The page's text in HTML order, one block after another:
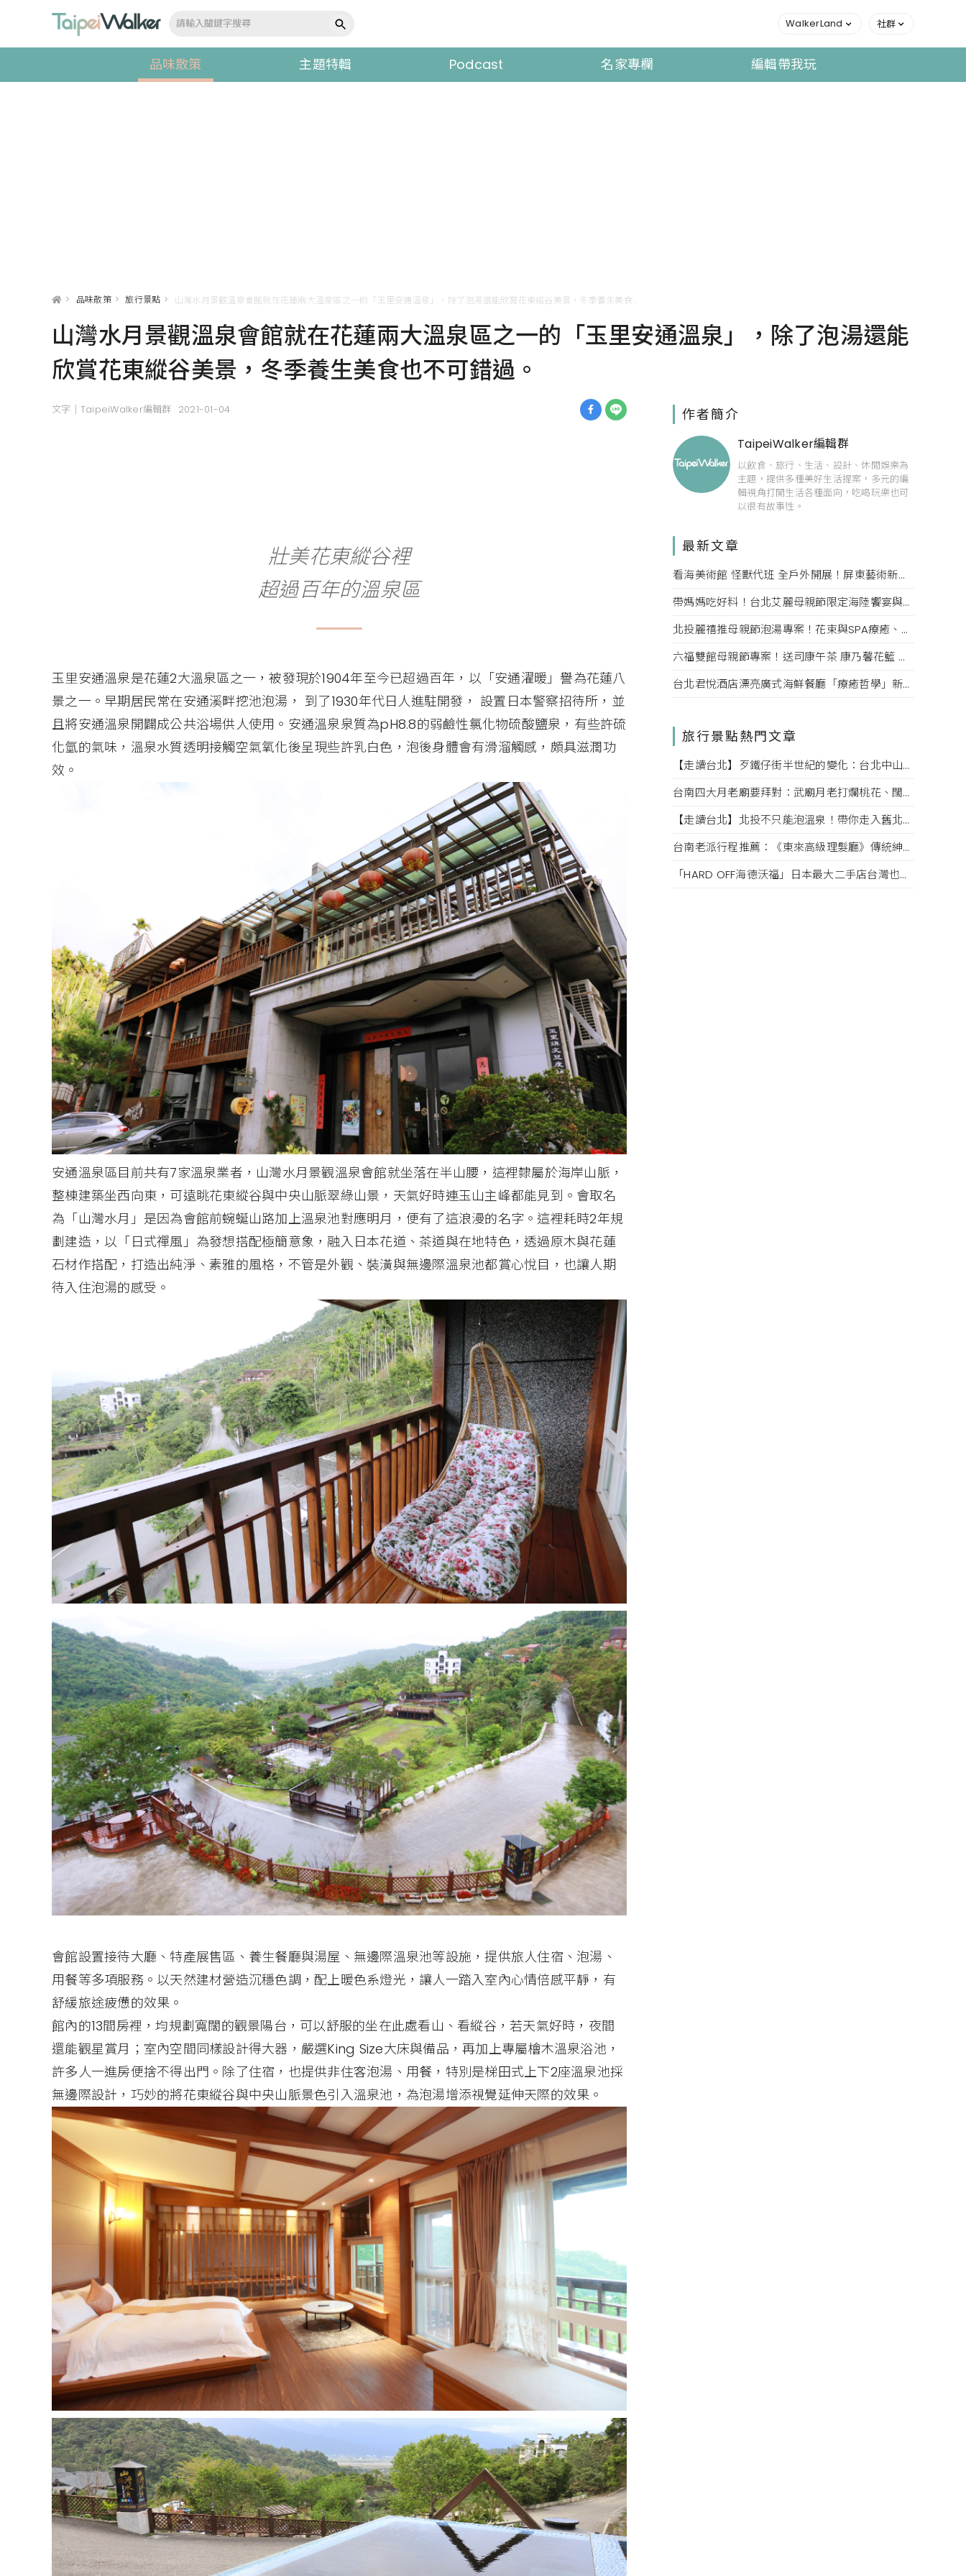
WalkerLand 社群
品味散策 主題特輯 Podcast 名家專欄 編輯帶我玩
> 品味散策 > 旅行景點 > 山灣水月景觀溫泉會館就在花蓮兩大溫泉區之一的「玉里安通溫泉」，除了泡湯還能欣賞花東縱谷美景，冬季養生美食也不可錯過。
山灣水月景觀溫泉會館就在花蓮兩大溫泉區之一的「玉里安通溫泉」，除了泡湯還能
欣賞花東縱谷美景，冬季養生美食也不可錯過。
文字｜TaipeiWalker編輯群 2021-01-04
壯美花東縱谷裡
超過百年的溫泉區
玉里安通溫泉是花蓮2大溫泉區之一，被發現於1904年至今已超過百年，以「安通濯暖」譽為花蓮八
景之一。早期居民常在安通溪畔挖池泡湯， 到了1930年代日人進駐開發， 設置日本警察招待所，並
且將安通溫泉開闢成公共浴場供人使用。安通溫泉泉質為pH8.8的弱鹼性氯化物硫酸鹽泉，有些許硫
化氫的氣味，溫泉水質透明接觸空氣氧化後呈現些許乳白色，泡後身體會有滑溜觸感，頗具滋潤功
效。
安通溫泉區目前共有7家溫泉業者，山灣水月景觀溫泉會館就坐落在半山腰，這裡隸屬於海岸山脈，
整棟建築坐西向東，可遠眺花東縱谷與中央山脈翠綠山景，天氣好時連玉山主峰都能見到。會取名
為「山灣水月」是因為會館前蜿蜒山路加上溫泉池對應明月，便有了這浪漫的名字。這裡耗時2年規
劃建造，以「日式禪風」為發想搭配極簡意象，融入日本花道、茶道與在地特色，透過原木與花蓮
石材作搭配，打造出純淨、素雅的風格，不管是外觀、裝潢與無邊際溫泉池都賞心悅目，也讓人期
待入住泡湯的感受。
會館設置接待大廳、特產展售區、養生餐廳與湯屋、無邊際溫泉池等設施，提供旅人住宿、泡湯、
用餐等多項服務。以天然建材營造沉穩色調，配上暖色系燈光，讓人一踏入室內心情倍感平靜，有
舒緩旅途疲憊的效果。
館內的13間房裡，均規劃寬闊的觀景陽台，可以舒服的坐在此處看山、看縱谷，若天氣好時，夜間
還能觀星賞月；室內空間同樣設計得大器，嚴選King Size大床與備品，再加上專屬檜木溫泉浴池，
許多人一進房便捨不得出門。除了住宿，也提供非住客泡湯、用餐，特別是梯田式上下2座溫泉池採
無邊際設計，巧妙的將花東縱谷與中央山脈景色引入溫泉池，為泡湯增添視覺延伸天際的效果。
作者簡介
TaipeiWalker編輯群
以飲食、旅行、生活、設計、休閒娛樂為
主題，提供多種美好生活提案，多元的編
輯視角打開生活各種面向，吃喝玩樂也可
以很有故事性。
最新文章
看海美術館 怪獸代班 全戶外開展！屏東藝術新亮點 網美必拍。
帶媽媽吃好料！台北艾麗母親節限定海陸饗宴與住房專案一次收藏。
北投麗禧推母親節泡湯專案！花束與SPA療癒、甜點同步登場
六福雙館母親節專案！送司康午茶 康乃馨花籃 演唱會票，高鐵78折限量。
台北君悅酒店漂亮廣式海鮮餐廳「療癒哲學」新菜單！每一口都成為心靈的享受。
旅行景點熱門文章
【走讀台北】歹鐵仔街半世紀的變化：台北中山赤峰街上文創小店內的故事
台南四大月老廟要拜對：武廟月老打爛桃花、闊嘴月老說媒牽姻緣，愛情也該對症下藥
【走讀台北】北投不只能泡溫泉！帶你走入舊北投的老街巷弄，探索老台北的迷人風情
台南老派行程推薦：《東來高級理髮廳》傳統紳士小姐的高級坐洗體驗、掏耳、按摩一次滿足！
「HARD OFF海德沃福」日本最大二手店台灣也逛得到，3C、名牌、古著逛不完，快點來挖寶吧！